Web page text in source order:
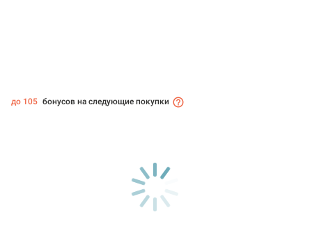
до 105 бонусов на следующие покупки